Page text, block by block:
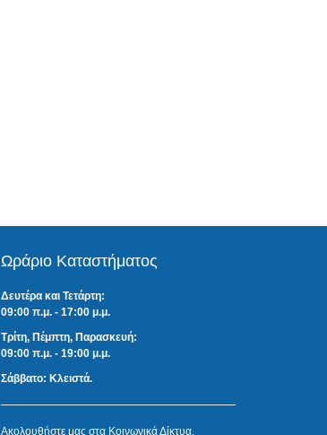
Ωράριο Καταστήματος
Δευτέρα και Τετάρτη:
09:00 π.μ. - 17:00 μ.μ.
Τρίτη, Πέμπτη, Παρασκευή:
09:00 π.μ. - 19:00 μ.μ.
Σάββατο: Κλειστά.
Ακολουθήστε μας στα Κοινωνικά Δίκτυα.